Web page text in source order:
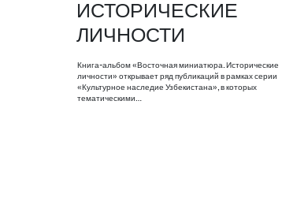
ИСТОРИЧЕСКИЕ
ЛИЧНОСТИ
Книга-альбом «Восточная миниатюра. Исторические
личности» открывает ряд публикаций в рамках серии
«Культурное наследие Узбекистана», в которых
тематическими…